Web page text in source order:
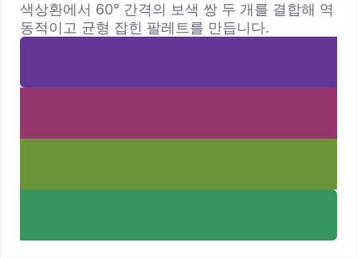
색상환에서 60° 간격의 보색 쌍 두 개를 결합해 역
동적이고 균형 잡힌 팔레트를 만듭니다.